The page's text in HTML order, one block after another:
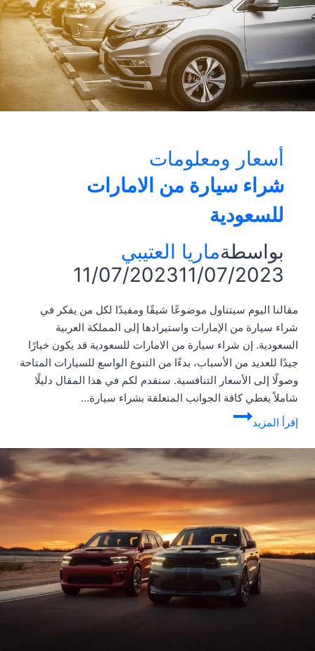
أسعار ومعلومات
شراء سيارة من الامارات
للسعودية
بواسطةماريا العتيبي
11/07/202311/07/2023
مقالنا اليوم سيتناول موضوعًا شيقًا ومفيدًا لكل من يفكر في
شراء سيارة من الإمارات واستيرادها إلى المملكة العربية
السعودية. إن شراء سيارة من الامارات للسعودية قد يكون خيارًا
جيدًا للعديد من الأسباب، بدءًا من التنوع الواسع للسيارات المتاحة
وصولًا إلى الأسعار التنافسية. سنقدم لكم في هذا المقال دليلًا
شاملاً يغطي كافة الجوانب المتعلقة بشراء سيارة…
إقرأ المزيد
شراء
من
الامارات
للسعودية